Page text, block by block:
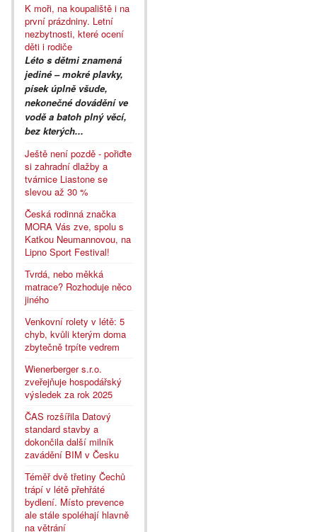
K moři, na koupaliště i na
první prázdniny. Letní
nezbytnosti, které ocení
děti i rodiče
Léto s dětmi znamená
jediné – mokré plavky,
písek úplně všude,
nekonečné dovádění ve
vodě a batoh plný věcí,
bez kterých...
Ještě není pozdě - pořiďte
si zahradní dlažby a
tvárnice Liastone se
slevou až 30 %
Česká rodinná značka
MORA Vás zve, spolu s
Katkou Neumannovou, na
Lipno Sport Festival!
Tvrdá, nebo měkká
matrace? Rozhoduje něco
jiného
Venkovní rolety v létě: 5
chyb, kvůli kterým doma
zbytečně trpíte vedrem
Wienerberger s.r.o.
zveřejňuje hospodářský
výsledek za rok 2025
ČAS rozšířila Datový
standard stavby a
dokončila další milník
zavádění BIM v Česku
Téměř dvě třetiny Čechů
trápí v létě přehřáté
bydlení. Místo prevence
ale stále spoléhají hlavně
na větrání